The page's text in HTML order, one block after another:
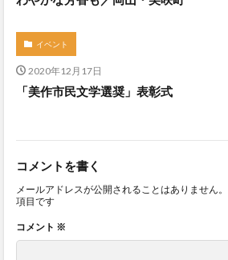
イベント
2020年12月17日
「美作市民文学選奨」表彰式
コメントを書く
メールアドレスが公開されることはありません。
項目です
コメント ※